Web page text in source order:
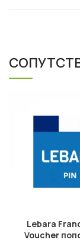
Lebara
Voucher